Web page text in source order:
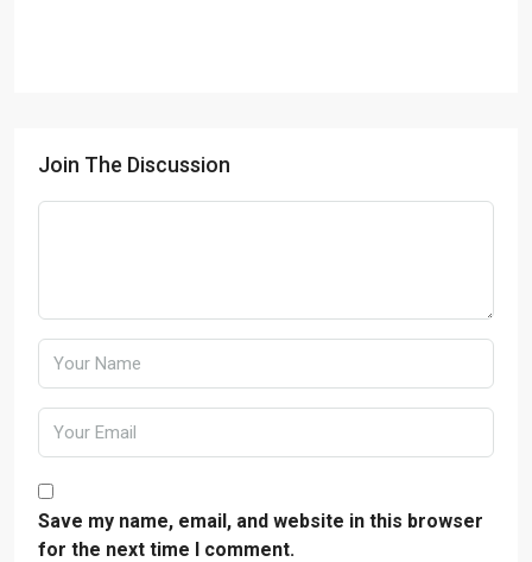
Join The Discussion
Save my name, email, and website in this browser
for the next time I comment.